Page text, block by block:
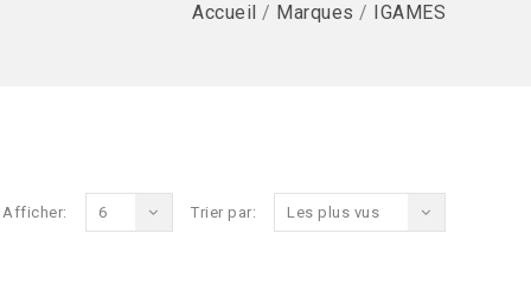
Accueil / Marques / IGAMES
Trier par: Les plus vus
Afficher: 6